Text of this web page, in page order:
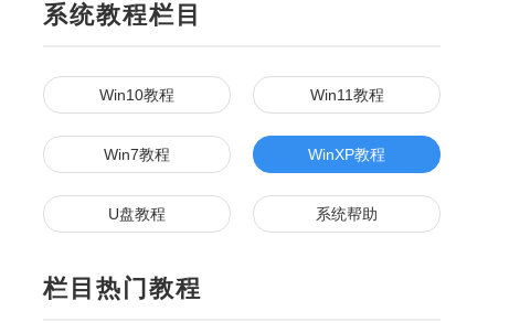
系统教程栏目
Win10教程 Win11教程
Win7教程 WinXP教程
U盘教程 系统帮助
栏目热门教程